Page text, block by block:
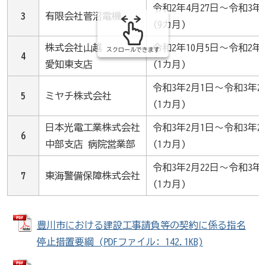
3 有限会社菅沼電機
令和2年4月27日～令和3年
(9カ月)
4
株式会社山越
愛知東支店
令和2年10月5日～令和2年
(1カ月)
5 ミヤチ株式会社
令和3年2月1日～令和3年2
(1カ月)
6
日本光電工業株式会社
中部支店 病院営業部
令和3年2月1日～令和3年2
(1カ月)
7 東海警備保障株式会社
令和3年2月22日～令和3年
(1カ月)
スクロールできます
豊川市における建設工事請負等の契約に係る指名
停止措置要綱 (PDFファイル: 142.1KB)